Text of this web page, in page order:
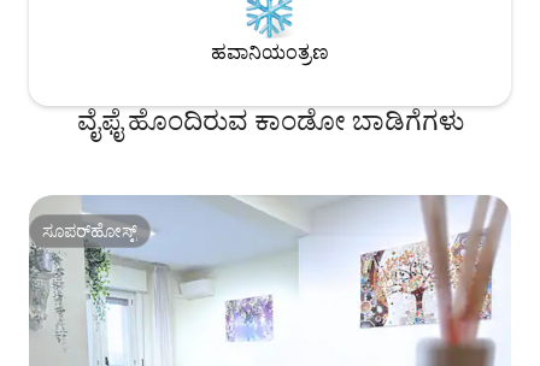
ಹವಾನಿಯಂತ್ರಣ
ವೈಫೈ ಹೊಂದಿರುವ ಕಾಂಡೋ ಬಾಡಿಗೆಗಳು
ಸೂಪರ್‌ಹೋಸ್ಟ್
ಸೂಪರ್‌ಹೋಸ್ಟ್